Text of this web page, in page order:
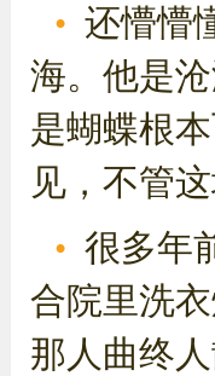
还懵懵
海。他是
是蝴蝶根
见，不管
很多年
合院里洗
那人曲终